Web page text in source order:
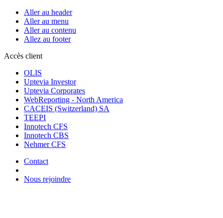
Aller au header
Aller au menu
Aller au contenu
Allez au footer
Accès client
OLIS
Uptevia Investor
Uptevia Corporates
WebReporting - North America
CACEIS (Switzerland) SA
TEEPI
Innotech CFS
Innotech CBS
Nehmer CFS
Contact
Nous rejoindre